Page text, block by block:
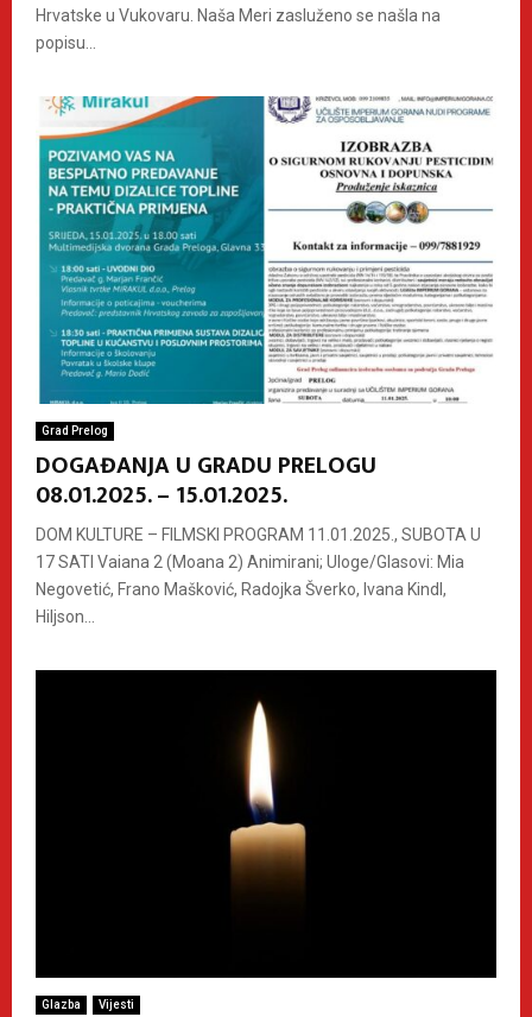
Hrvatske u Vukovaru. Naša Meri zasluženo se našla na
popisu...
Grad Prelog
DOGAĐANJA U GRADU PRELOGU
08.01.2025. – 15.01.2025.
DOM KULTURE – FILMSKI PROGRAM 11.01.2025., SUBOTA U
17 SATI Vaiana 2 (Moana 2) Animirani; Uloge/Glasovi: Mia
Negovetić, Frano Mašković, Radojka Šverko, Ivana Kindl,
Hiljson...
Glazba Vijesti